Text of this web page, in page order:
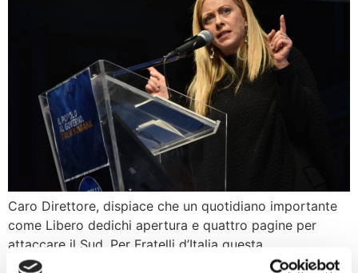
Caro Direttore, dispiace che un quotidiano importante
come Libero dedichi apertura e quattro pagine per
attaccare il Sud. Per Fratelli d’Italia questa
generalizzazione è ingiusta e mi aspetto una presa di